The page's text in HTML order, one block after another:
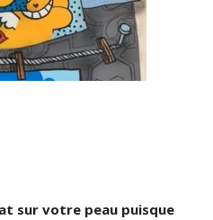
sur votre peau puisque